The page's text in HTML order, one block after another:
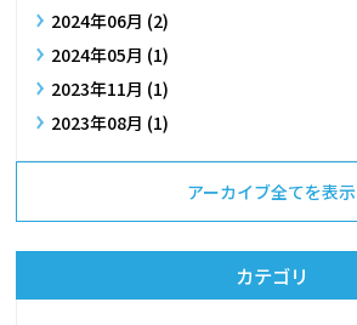
2024年06月 (2)
2024年05月 (1)
2023年11月 (1)
2023年08月 (1)
アーカイブ全てを表示
カテゴリ